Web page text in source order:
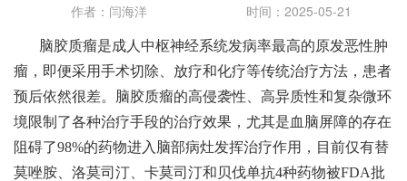
作者：闫海洋 时间：2025-05-21
脑胶质瘤是成人中枢神经系统发病率最高的原发恶性肿
瘤，即便采用手术切除、放疗和化疗等传统治疗方法，患者
预后依然很差。脑胶质瘤的高侵袭性、高异质性和复杂微环
境限制了各种治疗手段的治疗效果，尤其是血脑屏障的存在
阻碍了98%的药物进入脑部病灶发挥治疗作用，目前仅有替
莫唑胺、洛莫司汀、卡莫司汀和贝伐单抗4种药物被FDA批